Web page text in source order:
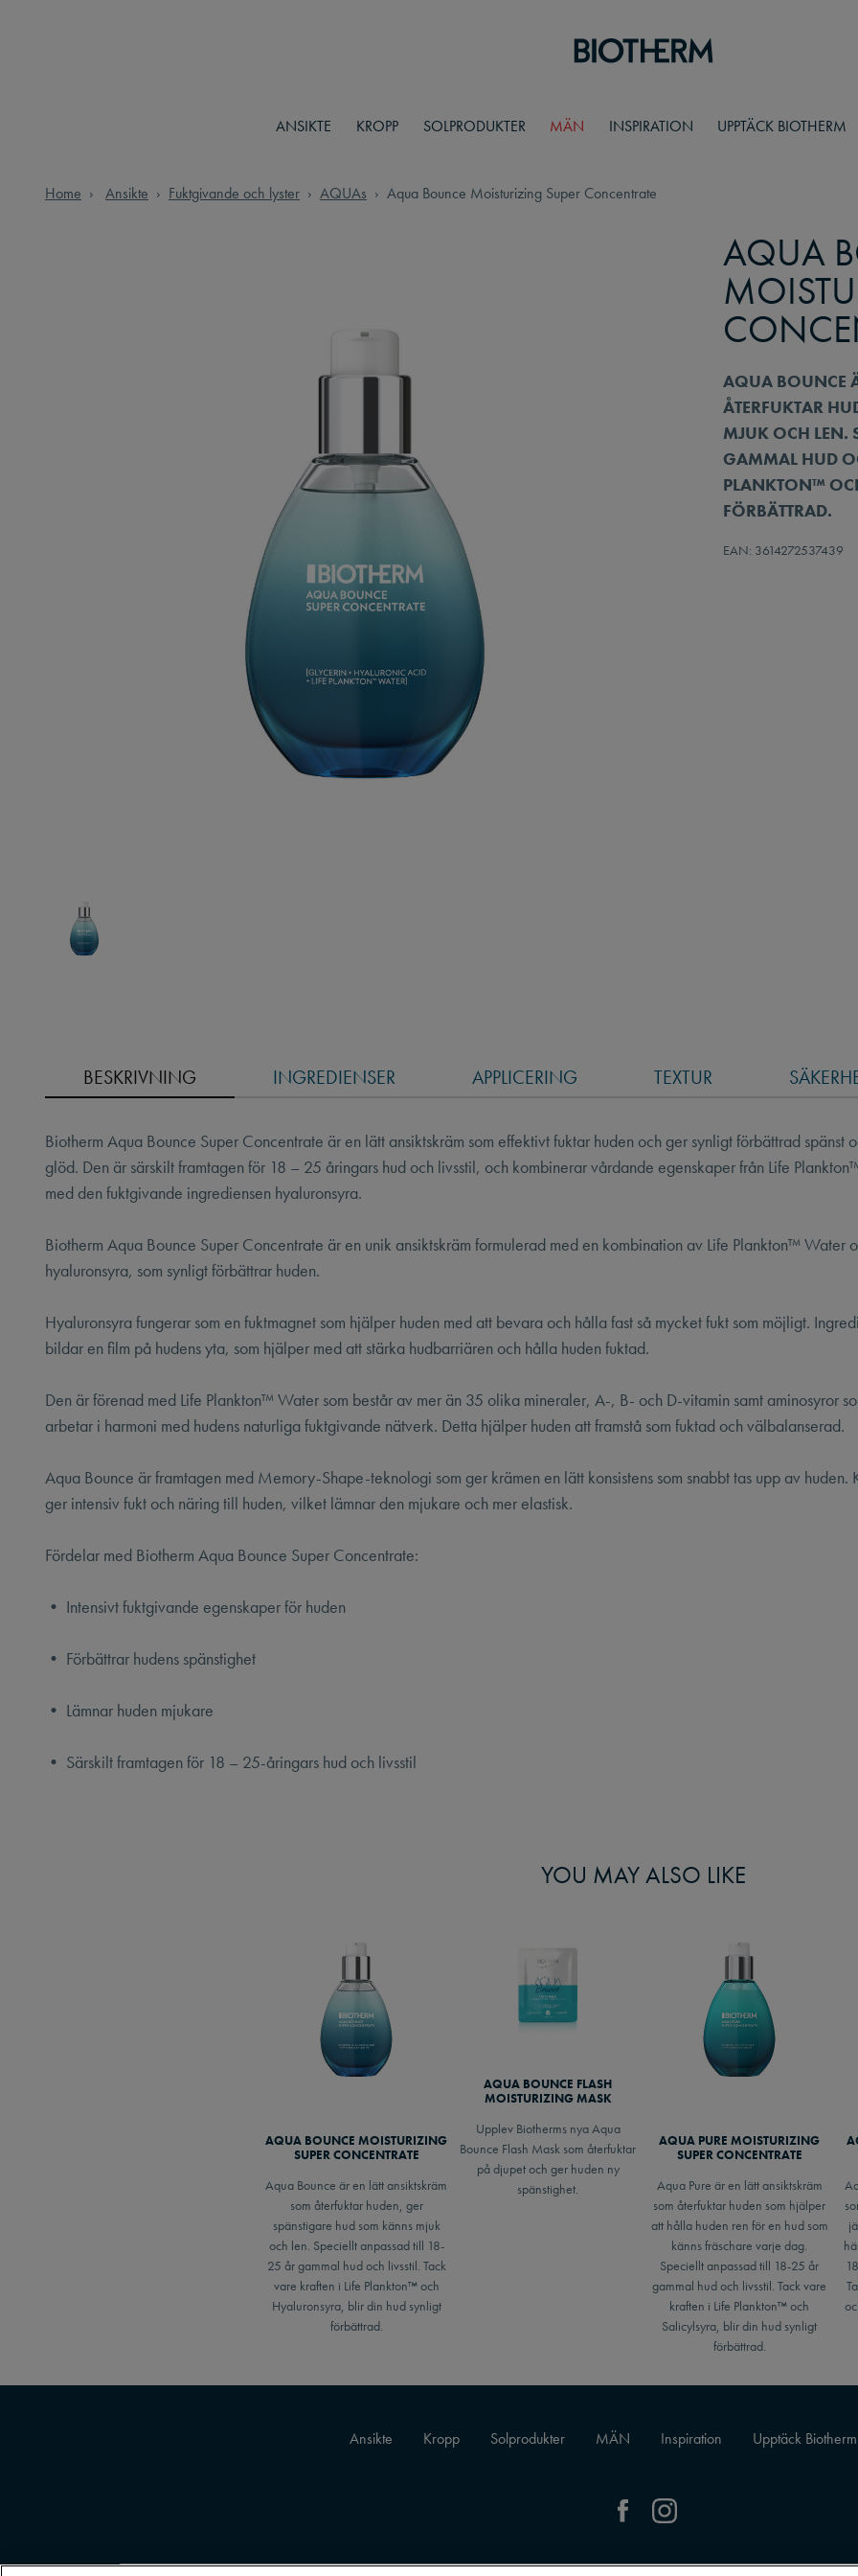
ANSIKTE KROPP SOLPRODUKTER MÄN INSPIRATION UPPTÄCK BIOTHERM
Home Ansikte Fuktgivande och lyster AQUAs Aqua Bounce Moisturizing Super Concentrate
AQUA
AQUA BOUNCE
ÅTERFUKTAR
MJUK OCH LEN.
GAMMAL HUD
PLANKTON™
FÖRBÄTTRAD.
EAN: 3614272537439
BESKRIVNING INGREDIENSER APPLICERING TEXTUR
Biotherm Aqua Bounce Super Concentrate är en lätt ansiktskräm som effektivt fuktar huden och ger synligt förbättrad spänst
glöd. Den är särskilt framtagen för 18 – 25 åringars hud och livsstil, och kombinerar vårdande egenskaper från Life
med den fuktgivande ingrediensen hyaluronsyra.
Biotherm Aqua Bounce Super Concentrate är en unik ansiktskräm formulerad med en kombination av Life Plankton™ Water
hyaluronsyra, som synligt förbättrar huden.
Hyaluronsyra fungerar som en fuktmagnet som hjälper huden med att bevara och hålla fast så mycket fukt som möjligt.
bildar en film på hudens yta, som hjälper med att stärka hudbarriären och hålla huden fuktad.
Den är förenad med Life Plankton™ Water som består av mer än 35 olika mineraler, A-, B- och D-vitamin samt aminosyror
arbetar i harmoni med hudens naturliga fuktgivande nätverk. Detta hjälper huden att framstå som fuktad och välbalanserad.
Aqua Bounce är framtagen med Memory-Shape-teknologi som ger krämen en lätt konsistens som snabbt tas upp av huden.
ger intensiv fukt och näring till huden, vilket lämnar den mjukare och mer elastisk.
Fördelar med Biotherm Aqua Bounce Super Concentrate:
• Intensivt fuktgivande egenskaper för huden
• Förbättrar hudens spänstighet
• Lämnar huden mjukare
• Särskilt framtagen för 18 – 25-åringars hud och livsstil
YOU MAY ALSO LIKE
AQUA BOUNCE MOISTURIZING
SUPER CONCENTRATE
Aqua Bounce är en lätt ansiktskräm
som återfuktar huden, ger
spänstigare hud som känns mjuk
och len. Speciellt anpassad till 18-
25 år gammal hud och livsstil. Tack
vare kraften i Life Plankton™ och
Hyaluronsyra, blir din hud synligt
förbättrad.
AQUA BOUNCE FLASH
MOISTURIZING MASK
Upplev Biotherms nya Aqua
Bounce Flash Mask som återfuktar
på djupet och ger huden ny
spänstighet.
AQUA PURE MOISTURIZING
SUPER CONCENTRATE
Aqua Pure är en lätt ansiktskräm
som återfuktar huden som hjälper
att hålla huden ren för en hud som
känns fräschare varje dag.
Speciellt anpassad till 18-25 år
gammal hud och livsstil. Tack vare
kraften i Life Plankton™ och
Salicylsyra, blir din hud synligt
förbättrad.
Ansikte Kropp Solprodukter MÄN Inspiration Upptäck Biotherm